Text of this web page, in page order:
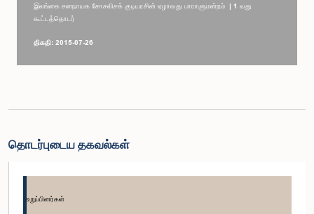
இலங்கை சனநாயக சோசலிசக் குடியரசின் ஏழாவது பாராளுமன்றம் | 1 வது
கூட்டத்தொடர்
திகதி: 2015-07-26
தொடர்புடைய தகவல்கள்
உறுப்பினர்கள்